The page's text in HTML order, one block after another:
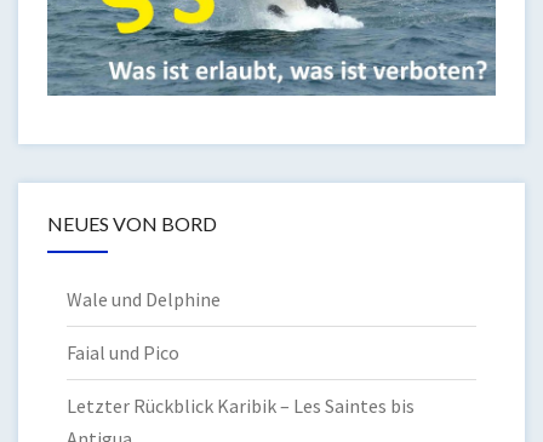
NEUES VON BORD
Wale und Delphine
Faial und Pico
Letzter Rückblick Karibik – Les Saintes bis